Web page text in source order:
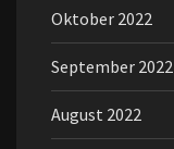
Oktober 2022
September 2022
August 2022